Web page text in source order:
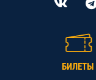
БИЛЕТЫ